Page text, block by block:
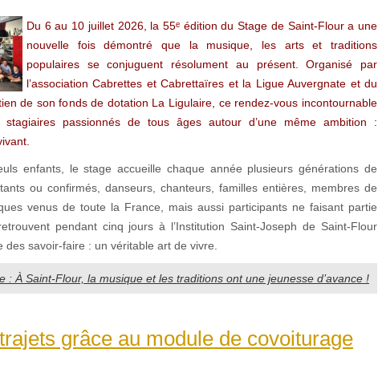
Du 6 au 10 juillet 2026, la 55ᵉ édition du Stage de Saint-Flour a une
nouvelle fois démontré que la musique, les arts et traditions
populaires se conjuguent résolument au présent. Organisé par
l’association Cabrettes et Cabrettaïres et la Ligue Auvergnate et du
de son fonds de dotation La Ligulaire, ce rendez-vous incontournable
passionnés de tous âges autour d’une même ambition :
enfants, le stage accueille chaque année plusieurs générations de
ou confirmés, danseurs, chanteurs, familles entières, membres de
venus de toute la France, mais aussi participants ne faisant partie
pendant cinq jours à l’Institution Saint-Joseph de Saint-Flour
savoir-faire : un véritable art de vivre.
: À Saint-Flour, la musique et les traditions ont une jeunesse d’avance !
grâce au module de covoiturage